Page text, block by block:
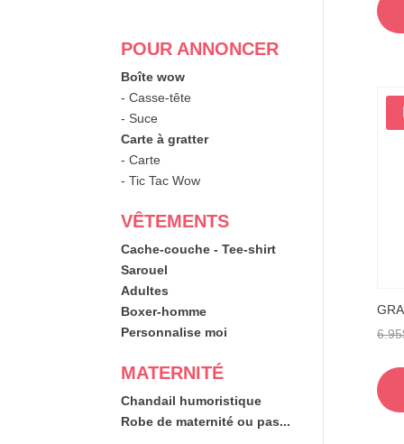
POUR ANNONCER
Boîte wow
- Casse-tête
- Suce
Carte à gratter
- Carte
- Tic Tac Wow
VÊTEMENTS
Cache-couche - Tee-shirt
Sarouel
Adultes
Boxer-homme
Personnalise moi
MATERNITÉ
Chandail humoristique
Robe de maternité ou pas...
6.95